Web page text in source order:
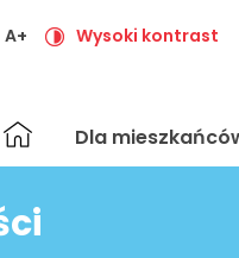
A+ Wysoki kontrast
Strona
główna
Dla